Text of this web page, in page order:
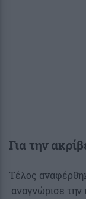
Για την
Τέλος
αναγνώρισε την